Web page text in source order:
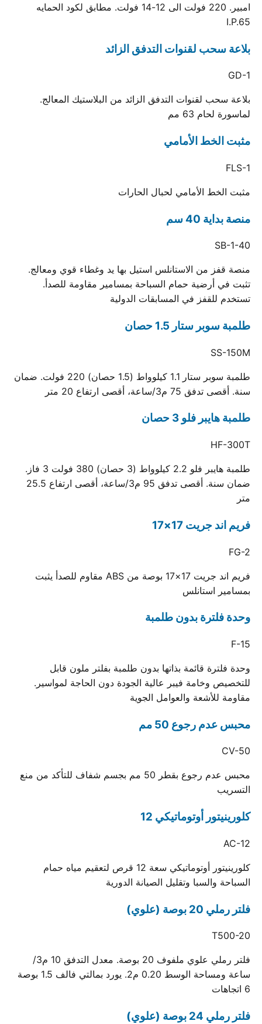
امبير. 220 فولت الى 12-14 فولت. مطابق لكود الحمايه
I.P.65
بلاعة سحب لقنوات التدفق الزائد
GD-1
بلاعة سحب لقنوات التدفق الزائد من البلاستيك المعالج.
لماسورة لحام 63 مم
مثبت الخط الأمامي
FLS-1
مثبت الخط الأمامي لحبال الحارات
منصة بداية 40 سم
SB-1-40
منصة قفز من الاستانلس استيل بها يد وغطاء قوي ومعالج.
تثبت في أرضية حمام السباحة بمسامير مقاومة للصدأ.
تستخدم للقفز في المسابقات الدولية
طلمبة سوبر ستار 1.5 حصان
SS-150M
طلمبة سوبر ستار 1.1 كيلوواط (1.5 حصان) 220 فولت. ضمان
سنة. أقصى تدفق 75 م3/ساعة، أقصى ارتفاع 20 متر
طلمبة هايبر فلو 3 حصان
HF-300T
طلمبة هايبر فلو 2.2 كيلوواط (3 حصان) 380 فولت 3 فاز.
ضمان سنة. أقصى تدفق 95 م3/ساعة، أقصى ارتفاع 25.5
متر
فريم اند جريت 17×17
FG-2
فريم اند جريت 17×17 بوصة من ABS مقاوم للصدأ يثبت
بمسامير استانلس
وحدة فلترة بدون طلمبة
F-15
وحدة فلترة قائمة بذاتها بدون طلمبة بفلتر ملون قابل
للتخصيص وخامة فيبر عالية الجودة دون الحاجة لمواسير.
مقاومة للأشعة والعوامل الجوية
محبس عدم رجوع 50 مم
CV-50
محبس عدم رجوع بقطر 50 مم بجسم شفاف للتأكد من منع
التسريب
كلورينيتور أوتوماتيكي 12
AC-12
كلورينيتور أوتوماتيكي سعة 12 قرص لتعقيم مياه حمام
السباحة والسبا وتقليل الصيانة الدورية
فلتر رملي 20 بوصة (علوي)
T500-20
فلتر رملي علوي ملفوف 20 بوصة. معدل التدفق 10 م3/
ساعة ومساحة الوسط 0.20 م2. يورد بمالتي فالف 1.5 بوصة
6 اتجاهات
فلتر رملي 24 بوصة (علوي)